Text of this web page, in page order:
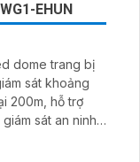
EHUN
dome trang bị
sát khoảng
200m, hỗ trợ
sát an ninh,